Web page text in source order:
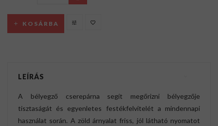
KOSÁRBA
LEÍRÁS
A bélyegző cserepárna segít megőrizni bélyegzője
tisztaságát és egyenletes festékfelvitelét a mindennapi
használat során. A zöld árnyalat friss, jól látható nyomatot